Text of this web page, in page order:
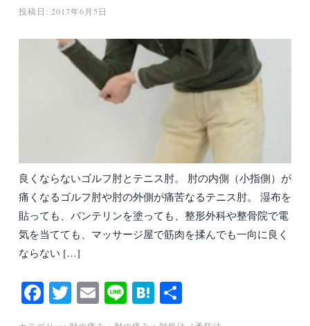
投稿日: 2017年6月5日
良くならないゴルフ肘とテニス肘。 肘の内側（小指側）が
痛くなるゴルフ肘や肘の外側が痛苦なるテニス肘。 湿布を
貼っても、バンテリンを塗っても、整形外科や整骨院で電
気を当てても、マッサージ屋で筋肉を揉んでも一向に良く
ならない […]
Fa T E Li H